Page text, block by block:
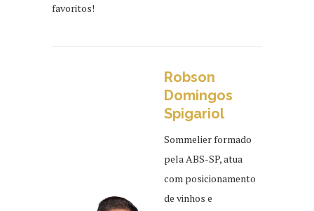
favoritos!
Robson
Domingos
Spigariol
Sommelier formado
pela ABS-SP, atua
com posicionamento
de vinhos e